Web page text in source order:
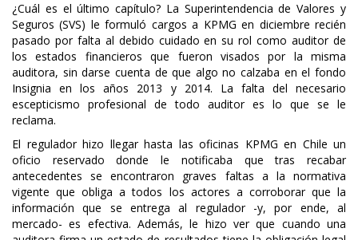
¿Cuál es el último capítulo? La Superintendencia de Valores y
Seguros (SVS) le formuló cargos a KPMG en diciembre recién
pasado por falta al debido cuidado en su rol como auditor de
los estados financieros que fueron visados por la misma
auditora, sin darse cuenta de que algo no calzaba en el fondo
Insignia en los años 2013 y 2014. La falta del necesario
escepticismo profesional de todo auditor es lo que se le
reclama.
El regulador hizo llegar hasta las oficinas KPMG en Chile un
oficio reservado donde le notificaba que tras recabar
antecedentes se encontraron graves faltas a la normativa
vigente que obliga a todos los actores a corroborar que la
información que se entrega al regulador -y, por ende, al
mercado- es efectiva. Además, le hizo ver que cuando una